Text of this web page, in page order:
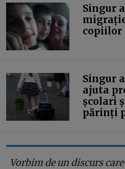
Singur
copiilor
Singur
ajuta
școlari
părinți
Vorbim de un discurs